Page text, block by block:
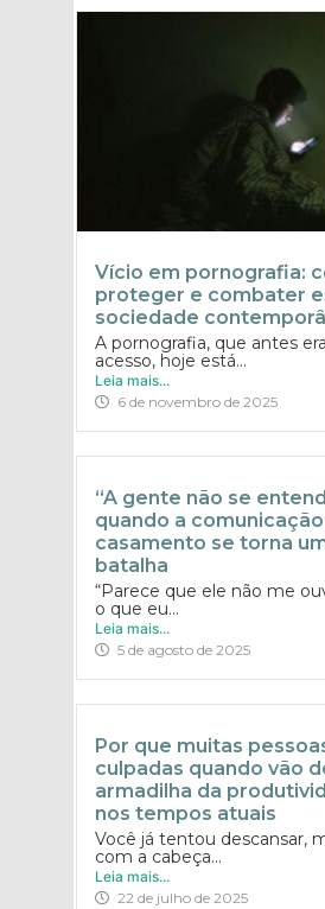
Vício em pornografia:
proteger e combater
sociedade
A pornografia, que antes
acesso, hoje está...
Leia mais...
6 de novembro de 2025
“A gente não se
quando a
casamento se torna
batalha
“Parece que ele não me
o que eu...
Leia mais...
5 de agosto de 2025
Por que muitas
culpadas quando vão
armadilha da
nos tempos atuais
Você já tentou descansar,
com a cabeça...
Leia mais...
22 de julho de 2025